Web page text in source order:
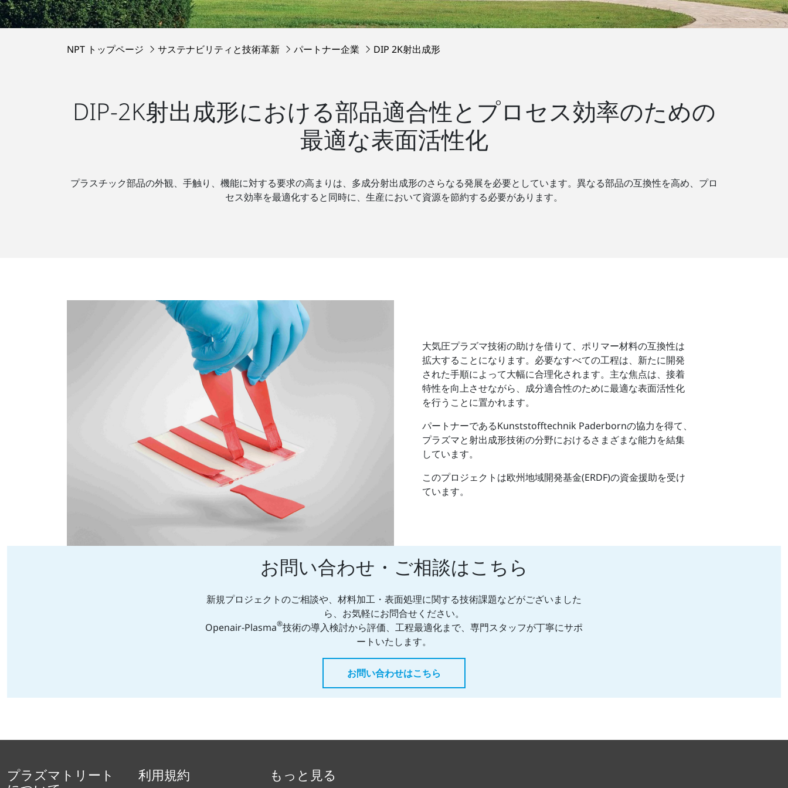
NPT トップページ サステナビリティと技術革新 パートナー企業 DIP 2K射出成形
DIP-2K射出成形における部品適合性とプロセス効率のための
最適な表面活性化
プラスチック部品の外観、手触り、機能に対する要求の高まりは、多成分射出成形のさらなる発展を必要としています。異なる部品の互換性を高め、プロ
セス効率を最適化すると同時に、生産において資源を節約する必要があります。
大気圧プラズマ技術の助けを借りて、ポリマー材料の互換性は
拡大することになります。必要なすべての工程は、新たに開発
された手順によって大幅に合理化されます。主な焦点は、接着
特性を向上させながら、成分適合性のために最適な表面活性化
を行うことに置かれます。
パートナーであるKunststofftechnik Paderbornの協力を得て、
プラズマと射出成形技術の分野におけるさまざまな能力を結集
しています。
このプロジェクトは欧州地域開発基金(ERDF)の資金援助を受け
ています。
お問い合わせ・ご相談はこちら
新規プロジェクトのご相談や、材料加工・表面処理に関する技術課題などがございました
ら、お気軽にお問合せください。
Openair-Plasma®技術の導入検討から評価、工程最適化まで、専門スタッフが丁寧にサポ
ートいたします。
お問い合わせはこちら
プラズマトリート
利用規約 もっと見る